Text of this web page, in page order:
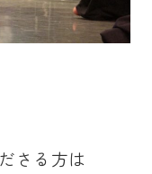
さる方は